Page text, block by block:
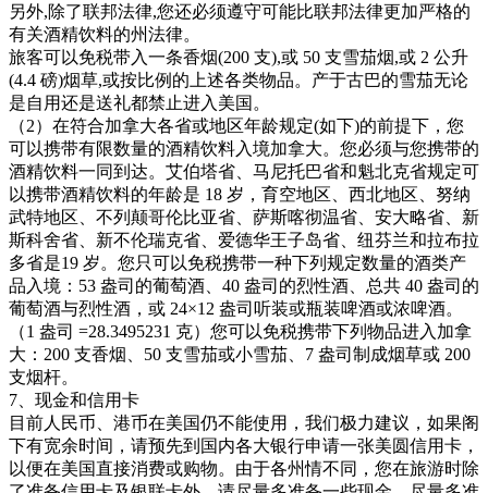
另外,除了联邦法律,您还必须遵守可能比联邦法律更加严格的
有关酒精饮料的州法律。
旅客可以免税带入一条香烟(200 支),或 50 支雪茄烟,或 2 公升
(4.4 磅)烟草,或按比例的上述各类物品。产于古巴的雪茄无论
是自用还是送礼都禁止进入美国。
（2）在符合加拿大各省或地区年龄规定(如下)的前提下，您
可以携带有限数量的酒精饮料入境加拿大。您必须与您携带的
酒精饮料一同到达。艾伯塔省、马尼托巴省和魁北克省规定可
以携带酒精饮料的年龄是 18 岁，育空地区、西北地区、努纳
武特地区、不列颠哥伦比亚省、萨斯喀彻温省、安大略省、新
斯科舍省、新不伦瑞克省、爱德华王子岛省、纽芬兰和拉布拉
多省是19 岁。您只可以免税携带一种下列规定数量的酒类产
品入境：53 盎司的葡萄酒、40 盎司的烈性酒、总共 40 盎司的
葡萄酒与烈性酒，或 24×12 盎司听装或瓶装啤酒或浓啤酒。
（1 盎司 =28.3495231 克）您可以免税携带下列物品进入加拿
大：200 支香烟、50 支雪茄或小雪茄、7 盎司制成烟草或 200
支烟杆。
7、现金和信用卡
目前人民币、港币在美国仍不能使用，我们极力建议，如果阁
下有宽余时间，请预先到国内各大银行申请一张美圆信用卡，
以便在美国直接消费或购物。由于各州情不同，您在旅游时除